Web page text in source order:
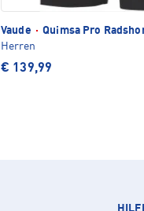
Vaude · Quimsa Pro
Herren
€ 139,99